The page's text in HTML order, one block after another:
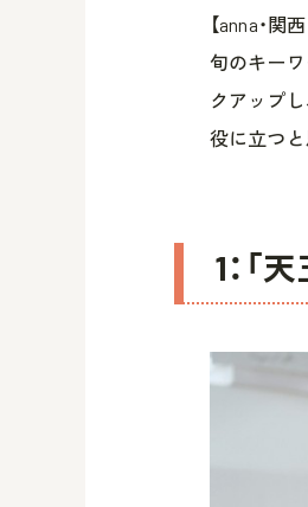
【anna・関
旬のキー
クアップ
役に立つと
1：「